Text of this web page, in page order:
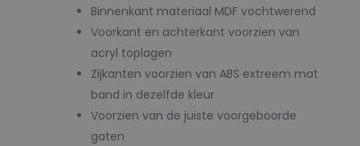
Binnenkant materiaal MDF vochtwerend
Voorkant en achterkant voorzien van
acryl toplagen
Zijkanten voorzien van ABS extreem mat
band in dezelfde kleur
Voorzien van de juiste voorgeboorde
gaten